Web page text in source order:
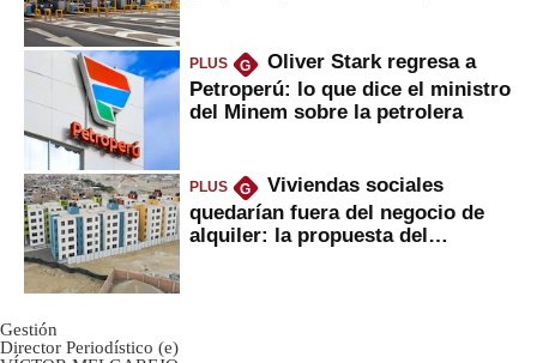
PLUS G
Oliver Stark regresa a
Petroperú: lo que dice el ministro
del Minem sobre la petrolera
PLUS G
Viviendas sociales
quedarían fuera del negocio de
alquiler: la propuesta del
Gestión
Director Periodístico (e)